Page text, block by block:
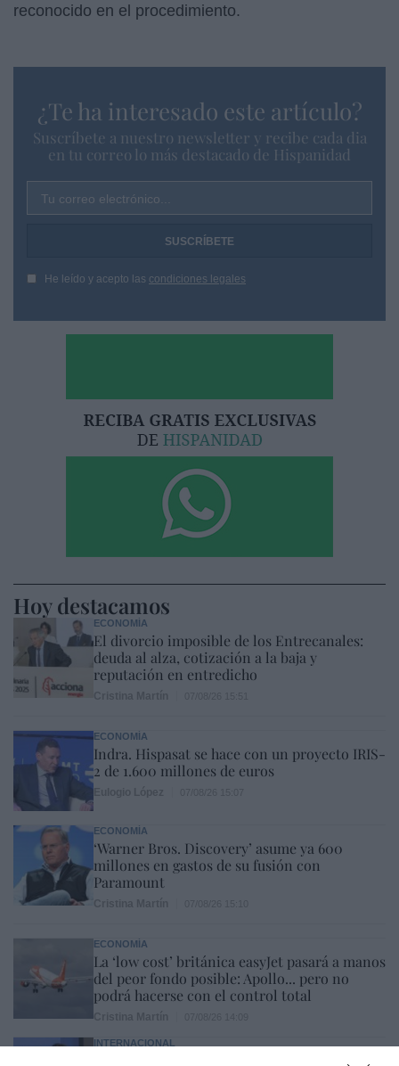
reconocido en el procedimiento.
¿Te ha interesado este artículo?
Suscríbete a nuestro newsletter y recibe cada dia
en tu correo lo más destacado de Hispanidad
Tu correo electrónico...
He leído y acepto las condiciones legales
Hoy destacamos
ECONOMÍA
El divorcio imposible de los Entrecanales:
deuda al alza, cotización a la baja y
reputación en entredicho
ECONOMÍA
Indra. Hispasat se hace con un proyecto IRIS-
2 de 1.600 millones de euros
ECONOMÍA
‘Warner Bros. Discovery’ asume ya 600
millones en gastos de su fusión con
Paramount
ECONOMÍA
La ‘low cost’ británica easyJet pasará a manos
del peor fondo posible: Apollo... pero no
podrá hacerse con el control total
INTERNACIONAL